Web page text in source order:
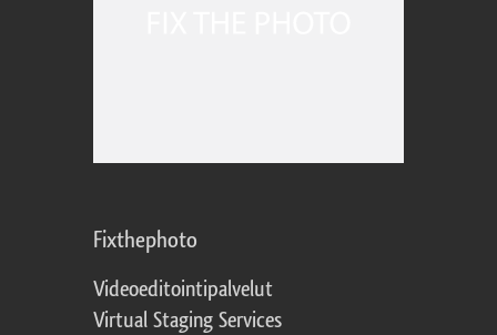
Fixthephoto
Videoeditointipalvelut
Virtual Staging Services